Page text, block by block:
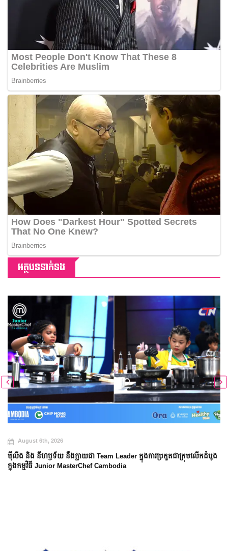
អត្ថបទទាក់ទង
August 6th, 2026
ម៉ីលីង និង នីហឫទ័យ នឹងក្លាយជា Team Leader ក្នុងការប្រកួតជាក្រុមលើកដំបូង
ក្នុងកម្មវិធី Junior MasterChef Cambodia